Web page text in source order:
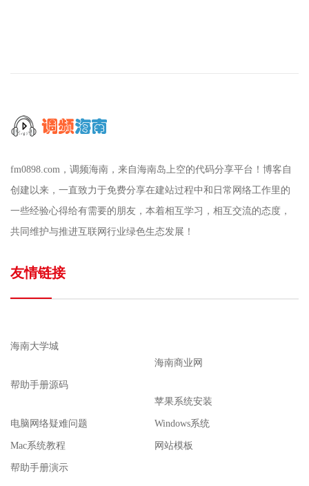
fm0898.com，调频海南，来自海南岛上空的代码分享平台！博客自
创建以来，一直致力于免费分享在建站过程中和日常网络工作里的
一些经验心得给有需要的朋友，本着相互学习，相互交流的态度，
共同维护与推进互联网行业绿色生态发展！
友情链接
海南大学城
海南商业网
帮助手册源码
苹果系统安装
电脑网络疑难问题 Windows系统
Mac系统教程 网站模板
帮助手册演示